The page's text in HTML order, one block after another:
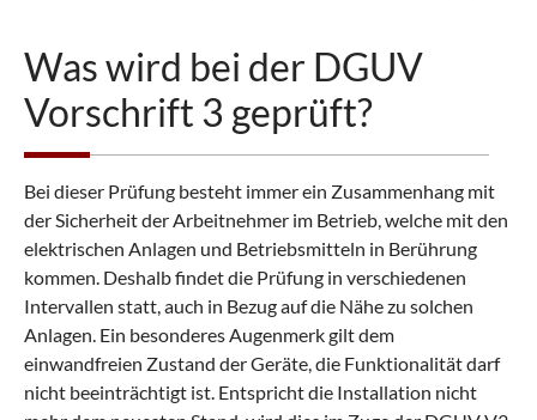
Was wird bei der DGUV
Vorschrift 3 geprüft?
Bei dieser Prüfung besteht immer ein Zusammenhang mit
der Sicherheit der Arbeitnehmer im Betrieb, welche mit den
elektrischen Anlagen und Betriebsmitteln in Berührung
kommen. Deshalb findet die Prüfung in verschiedenen
Intervallen statt, auch in Bezug auf die Nähe zu solchen
Anlagen. Ein besonderes Augenmerk gilt dem
einwandfreien Zustand der Geräte, die Funktionalität darf
nicht beeinträchtigt ist. Entspricht die Installation nicht